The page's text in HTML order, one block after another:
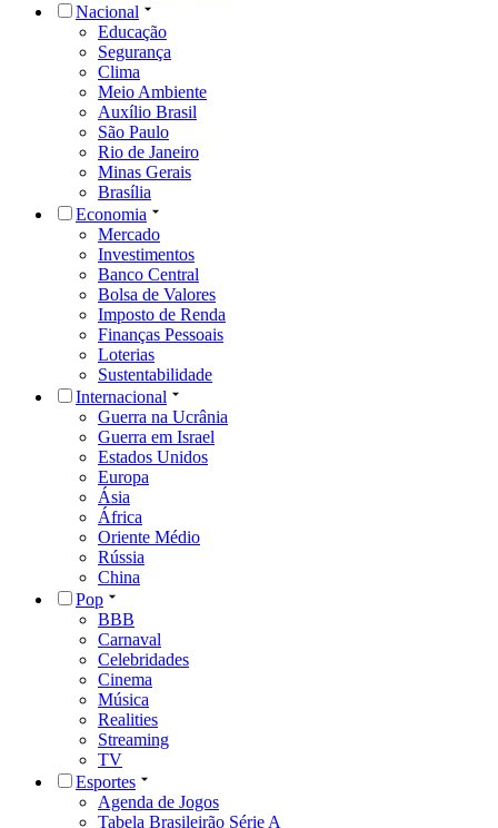
Nacional
Educação
Segurança
Clima
Meio Ambiente
Auxílio Brasil
São Paulo
Rio de Janeiro
Minas Gerais
Brasília
Economia
Mercado
Investimentos
Banco Central
Bolsa de Valores
Imposto de Renda
Finanças Pessoais
Loterias
Sustentabilidade
Internacional
Guerra na Ucrânia
Guerra em Israel
Estados Unidos
Europa
Ásia
África
Oriente Médio
Rússia
China
Pop
BBB
Carnaval
Celebridades
Cinema
Música
Realities
Streaming
TV
Esportes
Agenda de Jogos
Tabela Brasileirão Série A